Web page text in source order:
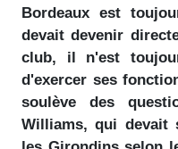
Bordeaux est
devait devenir
club, il n'est
d'exercer ses
soulève des
Williams, qui devait